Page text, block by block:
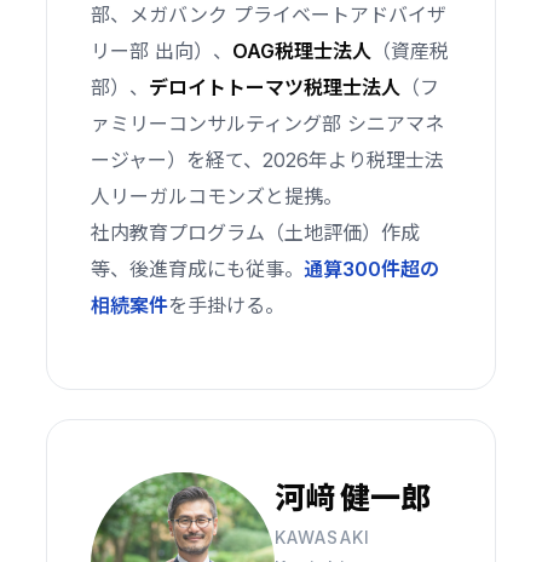
部、メガバンク プライベートアドバイザ
リー部 出向）、 OAG税理士法人 （資産税
部）、 デロイトトーマツ税理士法人 （フ
ァミリーコンサルティング部 シニアマネ
ージャー）を経て、2026年より税理士法
人リーガルコモンズと提携。
社内教育プログラム（土地評価）作成
等、後進育成にも従事。 通算300件超の
相続案件を手掛ける。
河﨑 健一郎
KAWASAKI